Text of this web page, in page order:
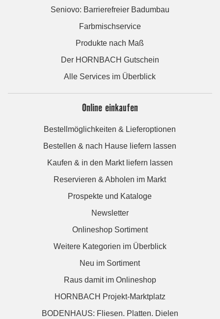
Seniovo: Barrierefreier Badumbau
Farbmischservice
Produkte nach Maß
Der HORNBACH Gutschein
Alle Services im Überblick
Online einkaufen
Bestellmöglichkeiten & Lieferoptionen
Bestellen & nach Hause liefern lassen
Kaufen & in den Markt liefern lassen
Reservieren & Abholen im Markt
Prospekte und Kataloge
Newsletter
Onlineshop Sortiment
Weitere Kategorien im Überblick
Neu im Sortiment
Raus damit im Onlineshop
HORNBACH Projekt-Marktplatz
BODENHAUS: Fliesen. Platten. Dielen